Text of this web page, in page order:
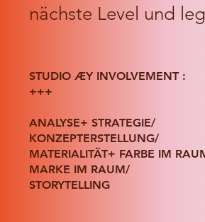
nächste Level und
STUDIO ÆY INVOLVEMENT :
+++
ANALYSE+ STRATEGIE/
KONZEPTERSTELLUNG/
MATERIALITÄT+ FARBE IM
MARKE IM RAUM/
STORYTELLING